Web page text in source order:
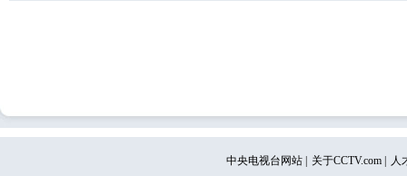
中央电视台网站 关于CCTV.com 人